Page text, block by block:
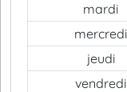
mardi
mercredi
jeudi
vendredi